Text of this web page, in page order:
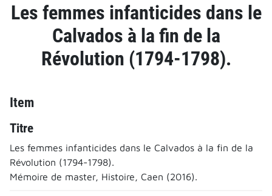
Les femmes infanticides dans le
Calvados à la fin de la
Révolution (1794-1798).
Item
Titre
Les femmes infanticides dans le Calvados à la fin de la
Révolution (1794-1798).
Mémoire de master, Histoire, Caen (2016).